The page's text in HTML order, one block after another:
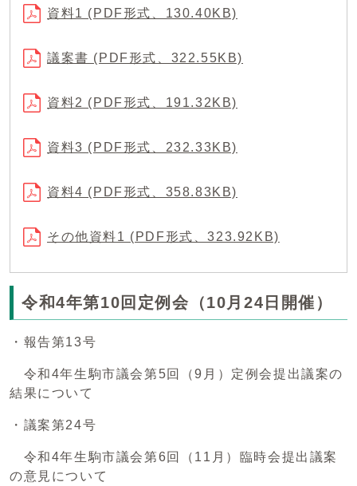
資料1 (PDF形式、130.40KB)
議案書 (PDF形式、322.55KB)
資料2 (PDF形式、191.32KB)
資料3 (PDF形式、232.33KB)
資料4 (PDF形式、358.83KB)
その他資料1 (PDF形式、323.92KB)
令和4年第10回定例会（10月24日開催）
・報告第13号
令和4年生駒市議会第5回（9月）定例会提出議案の
結果について
・議案第24号
令和4年生駒市議会第6回（11月）臨時会提出議案
の意見について